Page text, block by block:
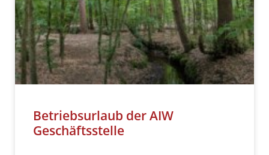
Betriebsurlaub der AIW
Geschäftsstelle